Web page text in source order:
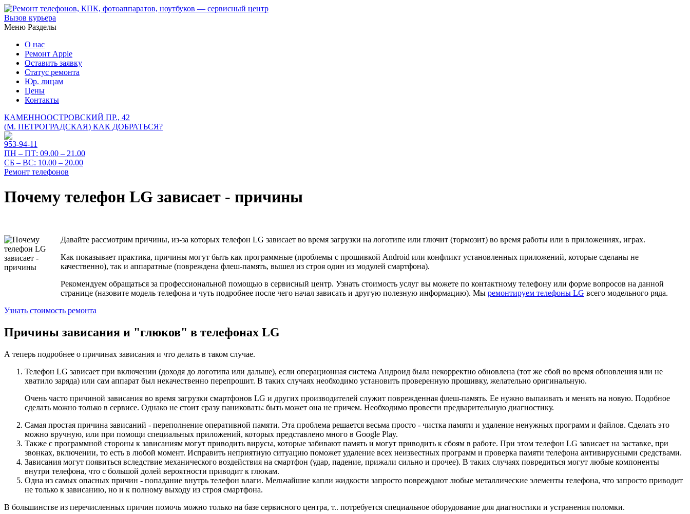
Вызов курьера
Меню Разделы
О нас
Ремонт Apple
Оставить заявку
Статус ремонта
Юр. лицам
Цены
Контакты
КАМЕННООСТРОВСКИЙ ПР., 42
(М. ПЕТРОГРАДСКАЯ) КАК ДОБРАТЬСЯ?
953-94-11
ПН – ПТ: 09.00 – 21.00
СБ – ВС: 10.00 – 20.00
Ремонт телефонов
Почему телефон LG зависает - причины
Давайте рассмотрим причины, из-за которых телефон LG зависает во время загрузки на логотипе или глючит (тормозит) во время работы или в приложениях, играх.
Как показывает практика, причины могут быть как программные (проблемы с прошивкой Android или конфликт установленных приложений, которые сделаны не
качественно), так и аппаратные (повреждена флеш-память, вышел из строя один из модулей смартфона).
Рекомендуем обращаться за профессиональной помощью в сервисный центр. Узнать стоимость услуг вы можете по контактному телефону или форме вопросов на данной
странице (назовите модель телефона и чуть подробнее после чего начал зависать и другую полезную информацию). Мы ремонтируем телефоны LG всего модельного ряда.
Узнать стоимость ремонта
Причины зависания и "глюков" в телефонах LG
А теперь подробнее о причинах зависания и что делать в таком случае.
Телефон LG зависает при включении (доходя до логотипа или дальше), если операционная система Андроид была некорректно обновлена (тот же сбой во время обновления или не
хватило заряда) или сам аппарат был некачественно перепрошит. В таких случаях необходимо установить проверенную прошивку, желательно оригинальную.
Очень часто причиной зависания во время загрузки смартфонов LG и других производителей служит поврежденная флеш-память. Ее нужно выпаивать и менять на новую. Подобное
сделать можно только в сервисе. Однако не стоит сразу паниковать: быть может она не причем. Необходимо провести предварительную диагностику.
Самая простая причина зависаний - переполнение оперативной памяти. Эта проблема решается весьма просто - чистка памяти и удаление ненужных программ и файлов. Сделать это
можно вручную, или при помощи специальных приложений, которых представлено много в Google Play.
Также с программной стороны к зависаниям могут приводить вирусы, которые забивают память и могут приводить к сбоям в работе. При этом телефон LG зависает на заставке, при
звонках, включении, то есть в любой момент. Исправить неприятную ситуацию поможет удаление всех неизвестных программ и проверка памяти телефона антивирусными средствами.
Зависания могут появиться вследствие механического воздействия на смартфон (удар, падение, прижали сильно и прочее). В таких случаях повредиться могут любые компоненты
внутри телефона, что с большой долей вероятности приводит к глюкам.
Одна из самых опасных причин - попадание внутрь телефон влаги. Мельчайшие капли жидкости запросто повреждают любые металлические элементы телефона, что запросто приводит
не только к зависанию, но и к полному выходу из строя смартфона.
В большинстве из перечисленных причин помочь можно только на базе сервисного центра, т.. потребуется специальное оборудование для диагностики и устранения поломки.